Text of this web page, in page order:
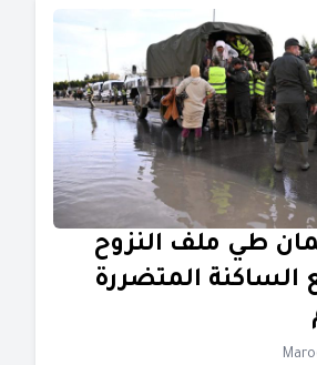
طي ملف النزوح
الساكنة المتضررة